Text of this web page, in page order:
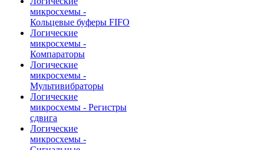
микросхемы -
Кольцевые буферы FIFO
Логические
микросхемы -
Компараторы
Логические
микросхемы -
Мультивибраторы
Логические
микросхемы - Регистры
сдвига
Логические
микросхемы -